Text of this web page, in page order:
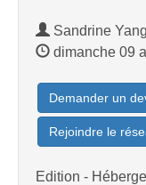
Sandrine Yang
dimanche 09
Demander un
Rejoindre le
Edition -